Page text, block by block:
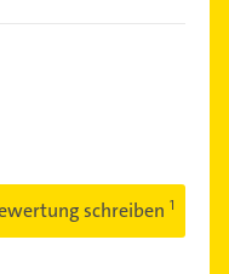
schreiben